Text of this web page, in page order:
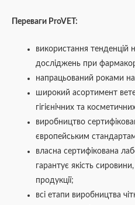
Переваги ProVET:
використання тенденцій
досліджень при
напрацьований роками
широкий асортимент
гігієнічних та
виробництво
європейським
власна сертифікована
гарантує якість
продукції;
всі етапи виробництва